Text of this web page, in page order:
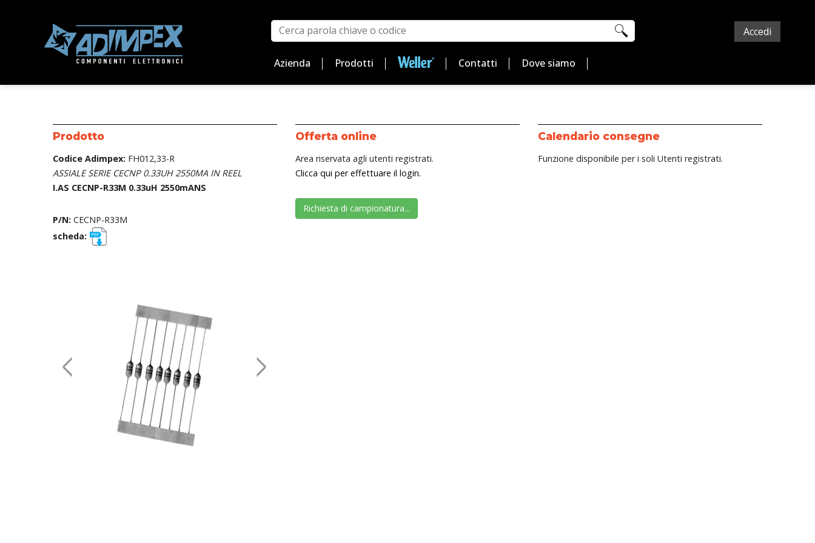
Azienda Prodotti Contatti Dove siamo
Accedi
Prodotto
Codice Adimpex: FH012,33-R
ASSIALE SERIE CECNP 0.33UH 2550MA IN REEL
I.AS CECNP-R33M 0.33uH 2550mANS
P/N: CECNP-R33M
scheda:
Offerta online
Area riservata agli utenti registrati.
Clicca qui per effettuare il login.
Richiesta di campionatura...
Calendario consegne
Funzione disponibile per i soli Utenti registrati.